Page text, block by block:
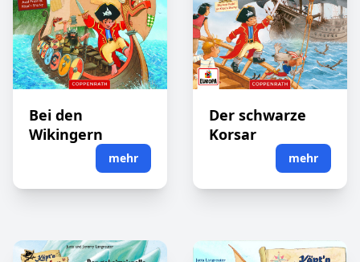
Bei den
Wikingern
mehr
Der schwarze
Korsar
mehr